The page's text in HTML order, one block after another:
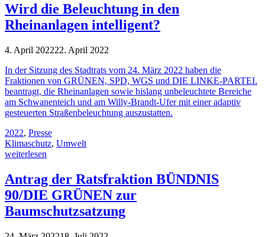
Wird die Beleuchtung in den
Rheinanlagen intelligent?
4. April 202222. April 2022
In der Sitzung des Stadtrats vom 24. März 2022 haben die
Fraktionen von GRÜNEN, SPD, WGS und DIE LINKE-PARTEI.
beantragt, die Rheinanlagen sowie bislang unbeleuchtete Bereiche
am Schwanenteich und am Willy-Brandt-Ufer mit einer adaptiv
gesteuerten Straßenbeleuchtung auszustatten.
2022, Presse
Klimaschutz, Umwelt
weiterlesen
Antrag der Ratsfraktion BÜNDNIS
90/DIE GRÜNEN zur
Baumschutzsatzung